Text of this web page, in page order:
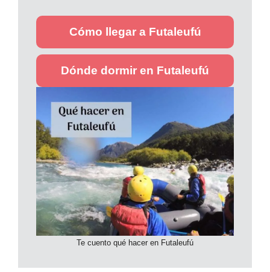
Cómo llegar a Futaleufú
Dónde dormir en Futaleufú
Te cuento qué hacer en Futaleufú